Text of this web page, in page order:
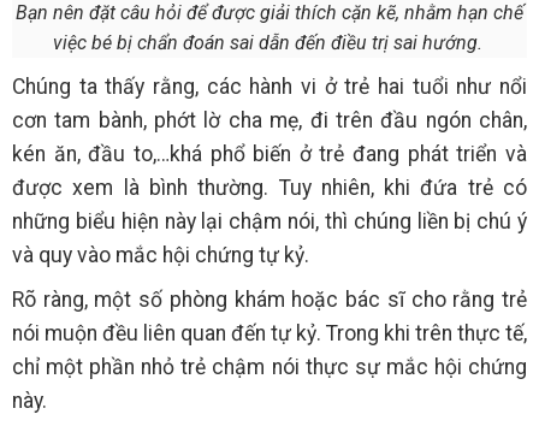
Bạn nên đặt câu hỏi để được giải thích cặn kẽ, nhằm hạn chế
việc bé bị chẩn đoán sai dẫn đến điều trị sai hướng.
Chúng ta thấy rằng, các hành vi ở trẻ hai tuổi như nổi
cơn tam bành, phớt lờ cha mẹ, đi trên đầu ngón chân,
kén ăn, đầu to,…khá phổ biến ở trẻ đang phát triển và
được xem là bình thường. Tuy nhiên, khi đứa trẻ có
những biểu hiện này lại chậm nói, thì chúng liền bị chú ý
và quy vào mắc hội chứng tự kỷ.
Rõ ràng, một số phòng khám hoặc bác sĩ cho rằng trẻ
nói muộn đều liên quan đến tự kỷ. Trong khi trên thực tế,
chỉ một phần nhỏ trẻ chậm nói thực sự mắc hội chứng
này.